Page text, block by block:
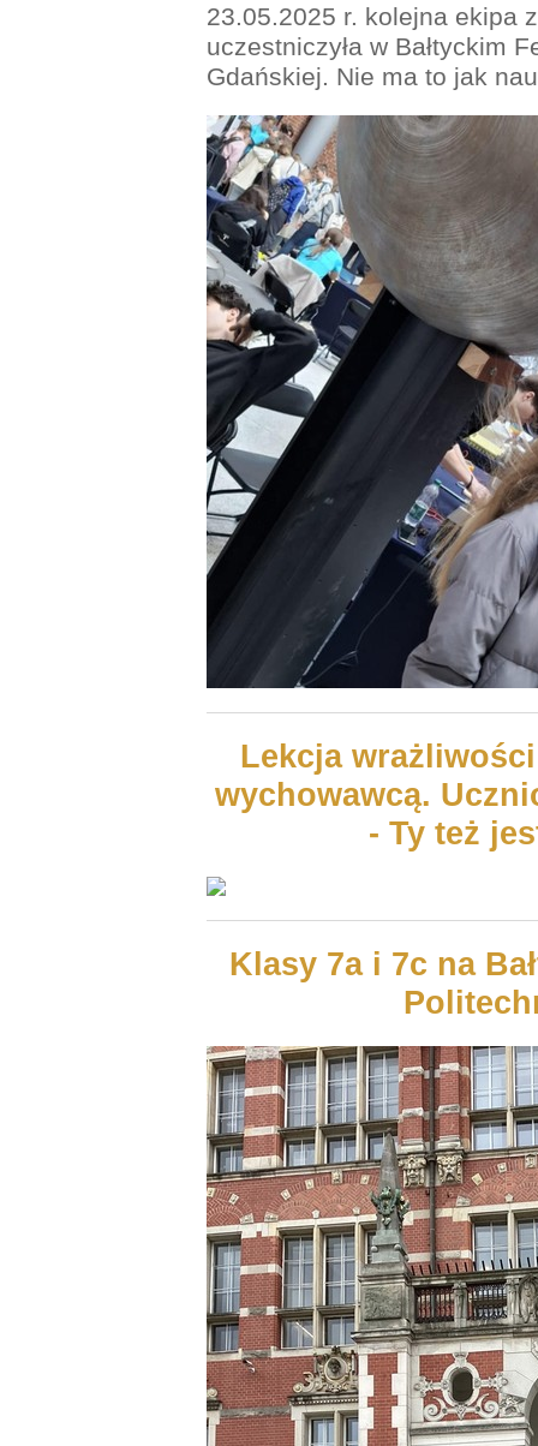
23.05.2025 r. kolejna ekipa
uczestniczyła w Bałtyckim
Gdańskiej. Nie ma to jak
Lekcja
wychowawcą.
- Ty też
Klasy 7a i 7c na